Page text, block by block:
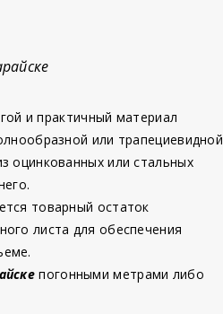
и практичный материал
или трапециевидной
или стальных
товарный остаток
листа для обеспечения
погонными метрами либо